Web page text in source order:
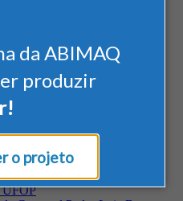
da ABIMAQ
produzir
o projeto
do Brasil, em Brasília
- PE
UFOP